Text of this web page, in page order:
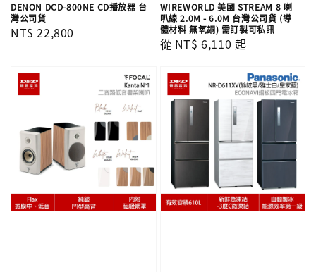
DENON DCD-800NE CD播放器 台
灣公司貨
Regular
NT$ 22,800
WIREWORLD 美國 STREAM 8 喇
叭線 2.0M - 6.0M 台灣公司貨 (導
體材料 無氧銅) 需訂製可私訊
Regular
從 NT$ 6,110 起